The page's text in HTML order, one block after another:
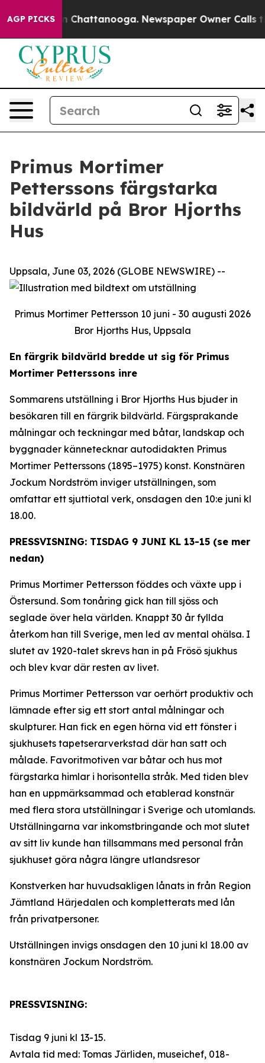
AGP PICKS
Chaos in Chattanooga. Newspaper Owner Calls
Primus Mortimer
Petterssons färgstarka
bildvärld på Bror Hjorths
Hus
Uppsala, June 03, 2026 (GLOBE NEWSWIRE) --
Primus Mortimer Pettersson 10 juni - 30 augusti 2026
Bror Hjorths Hus, Uppsala
En färgrik bildvärld bredde ut sig för Primus
Mortimer Petterssons inre
Sommarens utställning i Bror Hjorths Hus bjuder in
besökaren till en färgrik bildvärld. Färgsprakande
målningar och teckningar med båtar, landskap och
byggnader kännetecknar autodidakten Primus
Mortimer Petterssons (1895–1975) konst. Konstnären
Jockum Nordström inviger utställningen, som
omfattar ett sjuttiotal verk, onsdagen den 10:e juni kl
18.00.
PRESSVISNING: TISDAG 9 JUNI KL 13-15 (se mer
nedan)
Primus Mortimer Pettersson föddes och växte upp i
Östersund. Som tonåring gick han till sjöss och
seglade över hela världen. Knappt 30 år fyllda
återkom han till Sverige, men led av mental ohälsa. I
slutet av 1920-talet skrevs han in på Frösö sjukhus
och blev kvar där resten av livet.
Primus Mortimer Pettersson var oerhört produktiv och
lämnade efter sig ett stort antal målningar och
skulpturer. Han fick en egen hörna vid ett fönster i
sjukhusets tapetserarverkstad där han satt och
målade. Favoritmotiven var båtar och hus mot
färgstarka himlar i horisontella stråk. Med tiden blev
han en uppmärksammad och etablerad konstnär
med flera stora utställningar i Sverige och utomlands.
Utställningarna var inkomstbringande och mot slutet
av sitt liv kunde han tillsammans med personal från
sjukhuset göra några längre utlandsresor
Konstverken har huvudsakligen lånats in från Region
Jämtland Härjedalen och kompletterats med lån
från privatpersoner.
Utställningen invigs onsdagen den 10 juni kl 18.00 av
konstnären Jockum Nordström.
PRESSVISNING:
Tisdag 9 juni kl 13-15.
Avtala tid med: Tomas Järliden, museichef, 018-